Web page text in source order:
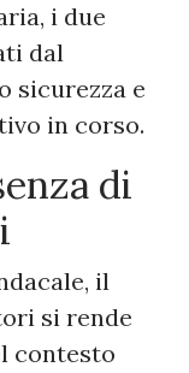
i due
dal
sicurezza e
in corso.
di
il
si rende
contesto